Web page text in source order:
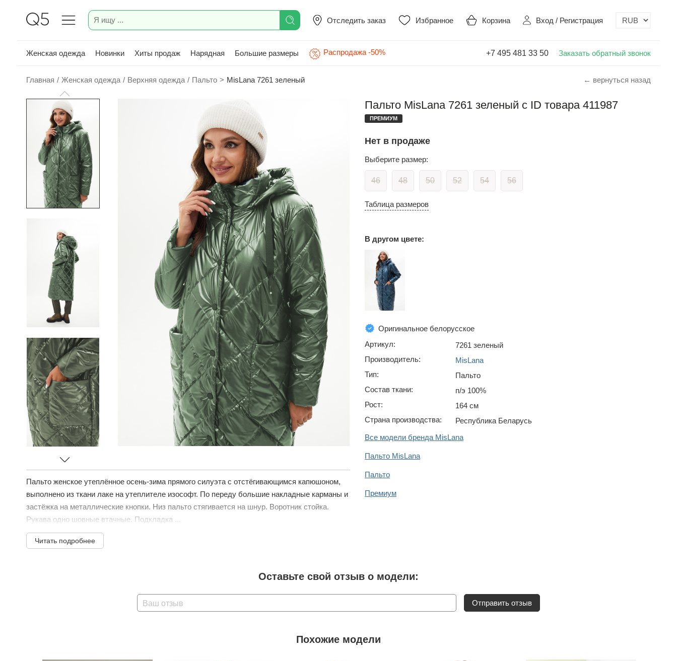
Отследить заказ Избранное Корзина Вход / Регистрация
Женская одежда Новинки Хиты продаж Нарядная Большие размеры Распродажа -50% +7 495 481 33 50 Заказать обратный звонок
Главная / Женская одежда / Верхняя одежда / Пальто > MisLana 7261 зеленый ← вернуться назад
Пальто женское утеплённое осень-зима прямого силуэта с отстёгивающимся капюшоном,
выполнено из ткани лаке на утеплителе изософт. По переду большие накладные карманы и
застёжка на металлические кнопки. Низ пальто стягивается на шнур. Воротник стойка.
Рукава одно шовные втачные. Подкладка ...
Читать подробнее
Пальто MisLana 7261 зеленый с ID товара 411987
ПРЕМИУМ
Нет в продаже
Выберите размер:
46 48 50 52 54 56
Таблица размеров
В другом цвете:
Оригинальное белорусское
Артикул:
7261 зеленый
Производитель:
MisLana
Тип:
Пальто
Состав ткани:
п/э 100%
Рост:
164 см
Страна производства:
Республика Беларусь
Все модели бренда MisLana
Пальто MisLana
Пальто
Премиум
Оставьте свой отзыв о модели:
Ваш отзыв Отправить отзыв
Похожие модели